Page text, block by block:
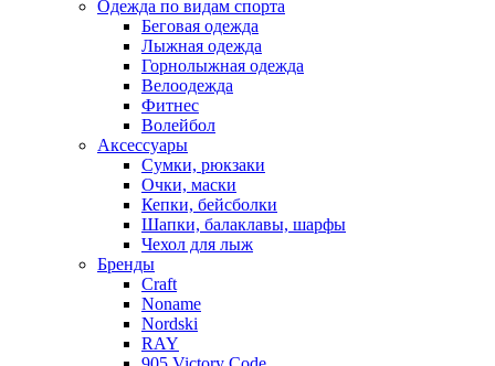
Одежда по видам спорта
Беговая одежда
Лыжная одежда
Горнолыжная одежда
Велоодежда
Фитнес
Волейбол
Аксессуары
Сумки, рюкзаки
Очки, маски
Кепки, бейсболки
Шапки, балаклавы, шарфы
Чехол для лыж
Бренды
Craft
Noname
Nordski
RAY